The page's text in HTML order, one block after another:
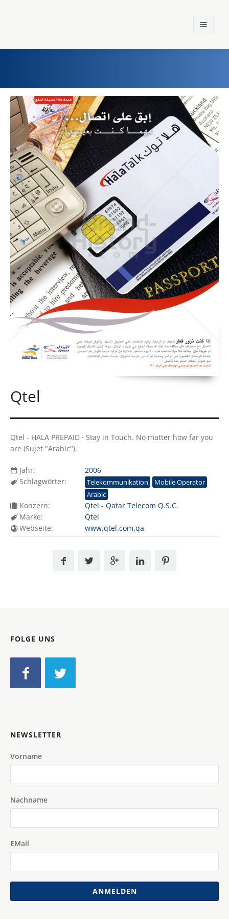
Home
Einst und Heute
Marken
Konzerne
Epoche
Qtel
Qtel - HALA PREPAID · Stay in Touch. No matter how far you
are (Sujet "Arabic").
Jahr:
2006
Schlagwörter:
Telekommunikation
Mobile Operator
Arabic
Konzern:
Qtel - Qatar Telecom Q.S.C.
Marke:
Qtel
Webseite:
www.qtel.com.qa
FOLGE UNS
NEWSLETTER
Vorname
Nachname
EMail
ANMELDEN